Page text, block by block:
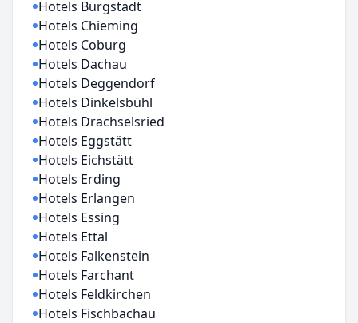
Hotels Bürgstadt
Hotels Chieming
Hotels Coburg
Hotels Dachau
Hotels Deggendorf
Hotels Dinkelsbühl
Hotels Drachselsried
Hotels Eggstätt
Hotels Eichstätt
Hotels Erding
Hotels Erlangen
Hotels Essing
Hotels Ettal
Hotels Falkenstein
Hotels Farchant
Hotels Feldkirchen
Hotels Fischbachau